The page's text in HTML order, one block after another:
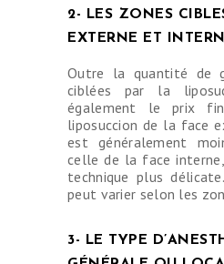
2- LES ZONES
EXTERNE ET
Outre la quantité de
ciblées par la
également le prix
liposuccion de la face
est généralement
celle de la face
technique plus
peut varier selon les
3- LE TYPE